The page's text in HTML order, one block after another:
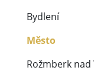
Bydlení
Město
Rožmberk nad